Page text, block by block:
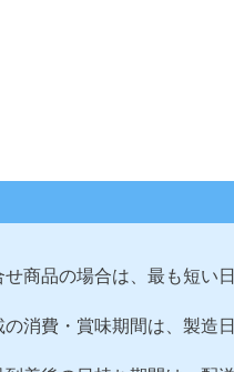
商品の場合は、最も短い
消費・賞味期間は、製造